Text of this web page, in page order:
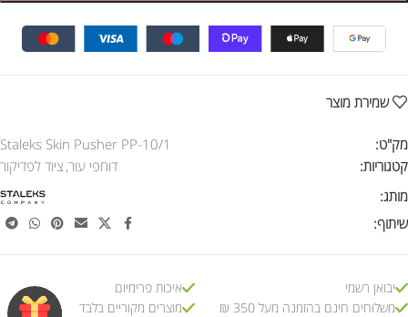
שמירת מוצר
מק"ט:
Staleks Skin Pusher PP-10/1
קטגוריות:
דוחפי עור, ציוד לפדיקור
מותג:
שיתוף:
יבואן רשמי
משלוחים חינם בהזמנה מעל 350 ₪
איכות פרימיום
מוצרים מקוריים בלבד